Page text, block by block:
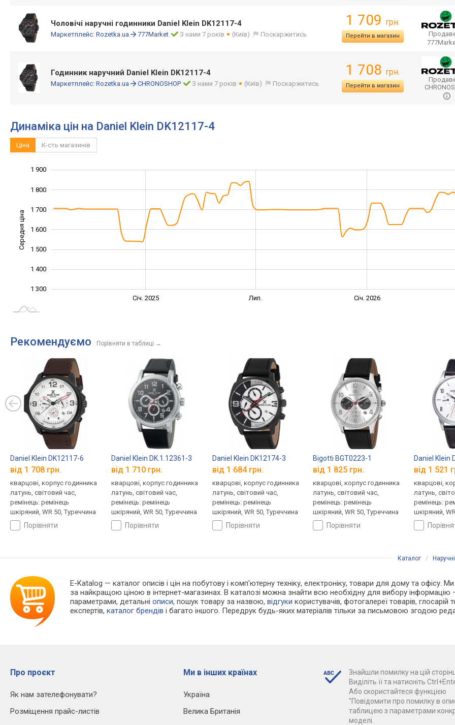
Чоловічі наручні годинники Daniel Klein DK12117-4
Маркетплейс: Rozetka.ua 777Market З нами 7 років (Київ) Поскаржитись
1 709 грн.
Перейти в магазин
Годинник наручний Daniel Klein DK12117-4
Маркетплейс: Rozetka.ua CHRONOSHOP З нами 7 років (Київ) Поскаржитись
1 708 грн.
Перейти в магазин
Динаміка цін на Daniel Klein DK12117-4
Ціна К-сть магазинів
Середня ціна 1 300
1 300
1 400
1 500
1 600
1 700
1 800
1 900
Січ. 2025 Лип. Січ. 2026
Рекомендуємо Порівняти в таблиці →
Daniel Klein DK12117-6
від 1 708 грн.
кварцові, корпус годинника
латунь, світовий час,
ремінець: ремінець
шкіряний, WR 50, Туреччина
порівняти
Daniel Klein DK.1.12361-3
від 1 710 грн.
кварцові, корпус годинника
латунь, світовий час,
ремінець: ремінець
шкіряний, WR 50, Туреччина
порівняти
Daniel Klein DK12174-3
від 1 684 грн.
кварцові, корпус годинника
латунь, світовий час,
ремінець: ремінець
шкіряний, WR 50, Туреччина
порівняти
Bigotti BGT0223-1
від 1 825 грн.
кварцові, корпус годинника
латунь, світовий час,
ремінець: ремінець
шкіряний, WR 50, Туреччина
порівняти
Daniel Klein
від 1 521
кварцові,
латунь,
ремінець:
шкіряний,
Каталог /
E-Katalog — каталог описів і цін на побутову і комп'ютерну техніку, електроніку, товари для дому та офісу.
за найкращою ціною в інтернет-магазинах. В каталозі можна знайти всю необхідну для вибору
параметрами, детальніописи, пошук товару за назвою,відгуки користувачів, фотогалереї товарів, глосарій
експертів,каталог брендів і багато іншого. Передрук будь-яких матеріалів тільки за письмовою згодою
Про проєкт
Як нам зателефонувати?
Розміщення прайс-листів
Ми в інших країнах
Україна
Велика Британія
Знайшли помилку на цій
Виділіть її та натисніть
Або скористайтеся функцією
"Повідомити про помилку в
таблицею з параметрами
моделі.